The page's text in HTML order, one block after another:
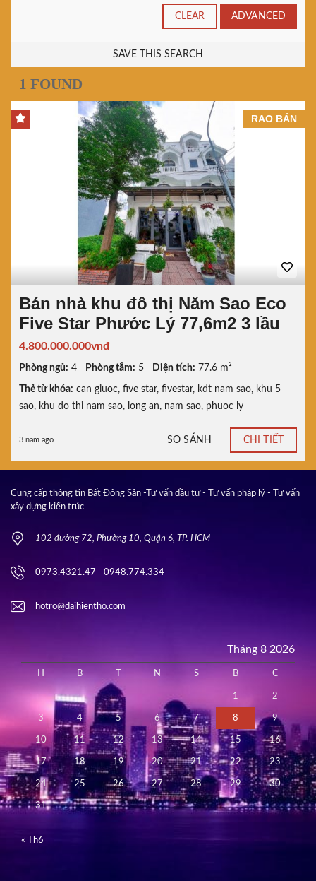
CLEAR ADVANCED
SAVE THIS SEARCH
1 FOUND
RAO BÁN
Bán nhà khu đô thị Năm Sao Eco
Five Star Phước Lý 77,6m2 3 lầu
4.800.000.000vnđ
Phòng ngủ: 4 Phòng tắm: 5 Diện tích: 77.6 m²
Thẻ từ khóa: can giuoc, five star, fivestar, kdt nam sao, khu 5
sao, khu do thi nam sao, long an, nam sao, phuoc ly
3 năm ago SO SÁNH CHI TIẾT
Cung cấp thông tin Bất Động Sản -Tư vấn đầu tư - Tư vấn pháp lý - Tư vấn
xây dựng kiến trúc
102 đường 72, Phường 10, Quận 6, TP. HCM
0973.4321.47 - 0948.774.334
hotro@daihientho.com
Tháng 8 2026
H B N S B C
1 2
3 4 5 6 7 8 9
10 11 12 13 14 15 16
17 18 19 20 21 22 23
24 25 26 27 28 29 30
31
« Th6